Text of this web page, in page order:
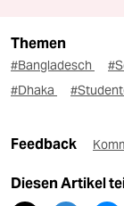
Themen
#Bangladesch
#Dhaka
Feedback
Diesen Artikel